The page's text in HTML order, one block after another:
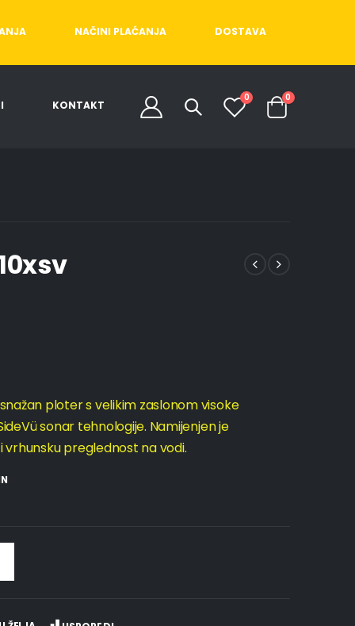
NAČINI PLAĆANJA DOSTAVA
KONTAKT
0 0
ploter s velikim zaslonom visoke
sonar tehnologije. Namijenjen je
vrhunsku preglednost na vodi.